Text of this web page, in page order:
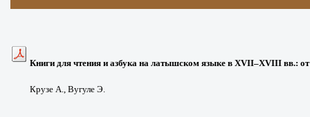
Книги для чтения и азбука на латышском языке в XVII–XVIII вв.: от
Крузе А., Вугуле Э.